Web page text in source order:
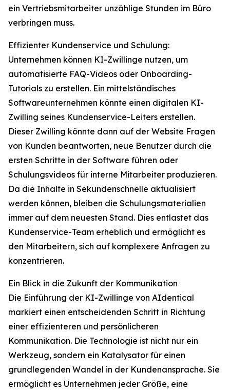
ein Vertriebsmitarbeiter unzählige Stunden im Büro
verbringen muss.
Effizienter Kundenservice und Schulung:
Unternehmen können KI-Zwillinge nutzen, um
automatisierte FAQ-Videos oder Onboarding-
Tutorials zu erstellen. Ein mittelständisches
Softwareunternehmen könnte einen digitalen KI-
Zwilling seines Kundenservice-Leiters erstellen.
Dieser Zwilling könnte dann auf der Website Fragen
von Kunden beantworten, neue Benutzer durch die
ersten Schritte in der Software führen oder
Schulungsvideos für interne Mitarbeiter produzieren.
Da die Inhalte in Sekundenschnelle aktualisiert
werden können, bleiben die Schulungsmaterialien
immer auf dem neuesten Stand. Dies entlastet das
Kundenservice-Team erheblich und ermöglicht es
den Mitarbeitern, sich auf komplexere Anfragen zu
konzentrieren.
Ein Blick in die Zukunft der Kommunikation
Die Einführung der KI-Zwillinge von AIdentical
markiert einen entscheidenden Schritt in Richtung
einer effizienteren und persönlicheren
Kommunikation. Die Technologie ist nicht nur ein
Werkzeug, sondern ein Katalysator für einen
grundlegenden Wandel in der Kundenansprache. Sie
ermöglicht es Unternehmen jeder Größe, eine